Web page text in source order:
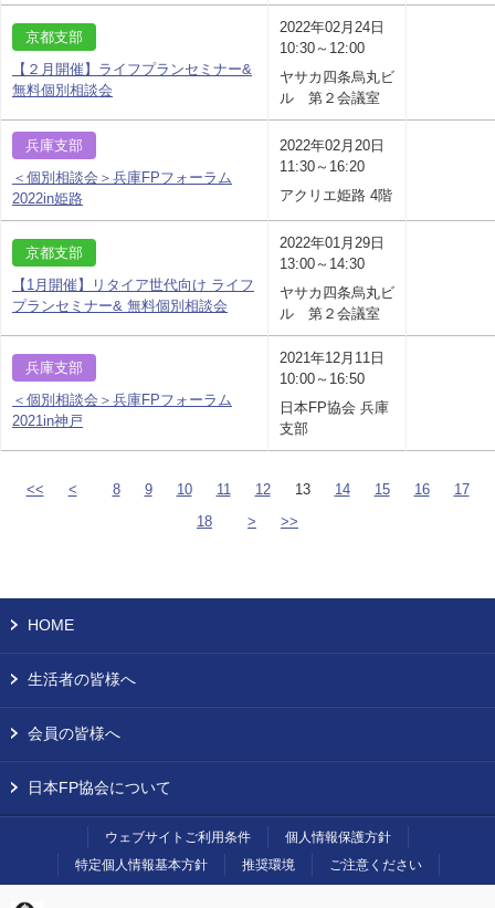
京都支部
【２月開催】ライフプランセミナー&
無料個別相談会
2022年02月24日
10:30～12:00
ヤサカ四条烏丸ビ
ル 第２会議室
兵庫支部
＜個別相談会＞兵庫FPフォーラム
2022in姫路
2022年02月20日
11:30～16:20
アクリエ姫路 4階
京都支部
【1月開催】リタイア世代向け ライフ
プランセミナー& 無料個別相談会
2022年01月29日
13:00～14:30
ヤサカ四条烏丸ビ
ル 第２会議室
兵庫支部
＜個別相談会＞兵庫FPフォーラム
2021in神戸
2021年12月11日
10:00～16:50
日本FP協会 兵庫
支部
<< < 8 9 10 11 12 13 14 15 16
17
18
> >>
HOME
生活者の皆様へ
会員の皆様へ
日本FP協会について
ウェブサイトご利用条件
個人情報保護方針
特定個人情報基本方針
推奨環境 ご注意ください